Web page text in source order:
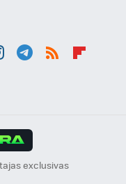
exclusivas